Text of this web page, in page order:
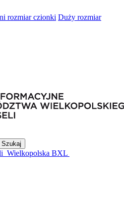
rozmiar czionki Duży rozmiar
Szukaj
Wielkopolska BXL